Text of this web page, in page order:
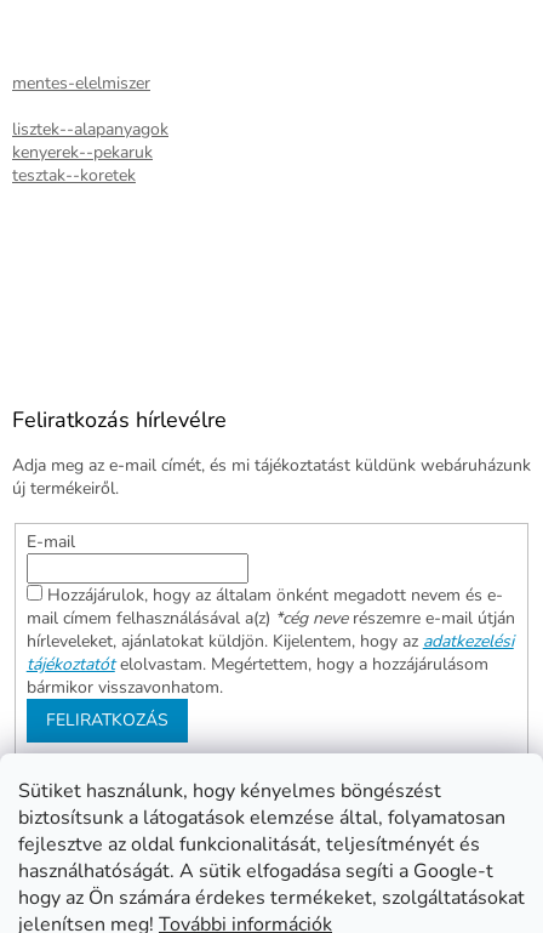
Sütiket használunk, hogy kényelmes böngészést
biztosítsunk a látogatások elemzése által, folyamatosan
fejlesztve az oldal funkcionalitását, teljesítményét és
használhatóságát. A sütik elfogadása segíti a Google-t
hogy az Ön számára érdekes termékeket, szolgáltatásokat
jelenítsen meg! További információk
mentes-elelmiszer
lisztek--alapanyagok
kenyerek--pekaruk
tesztak--koretek
Feliratkozás hírlevélre
Adja meg az e-mail címét, és mi tájékoztatást küldünk webáruházunk
új termékeiről.
E-mail
Hozzájárulok, hogy az általam önként megadott nevem és e-
mail címem felhasználásával a(z) *cég neverészemre e-mail útján
hírleveleket, ajánlatokat küldjön. Kijelentem, hogy az adatkezelési
tájékoztatót elolvastam. Megértettem, hogy a hozzájárulásom
bármikor visszavonhatom.
FELIRATKOZÁS
Abonett
Mester Család
Civita